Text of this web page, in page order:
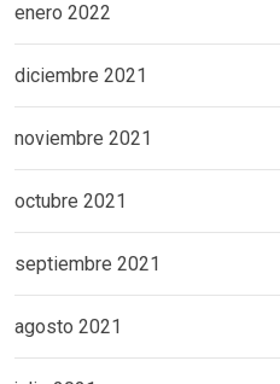
enero 2022
diciembre 2021
noviembre 2021
octubre 2021
septiembre 2021
agosto 2021